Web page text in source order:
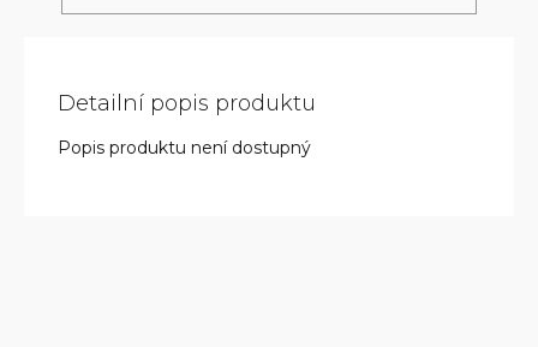
Detailní popis produktu
Popis produktu není dostupný